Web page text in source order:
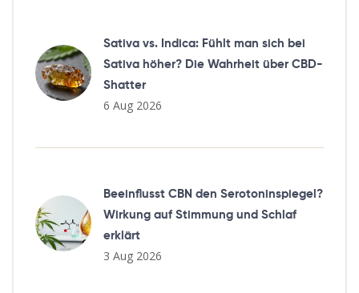
Sativa vs. Indica: Fühlt man sich bei
Sativa höher? Die Wahrheit über CBD-
Shatter
6 Aug 2026
Beeinflusst CBN den Serotoninspiegel?
Wirkung auf Stimmung und Schlaf
erklärt
3 Aug 2026